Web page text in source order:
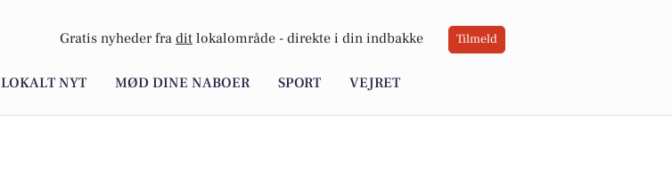
Gratis nyheder fra dit lokalområde - direkte i din indbakke Tilmeld
LOKALT NYT MØD DINE NABOER SPORT VEJRET